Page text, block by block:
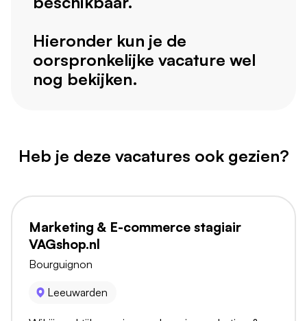
Hieronder kun je de
oorspronkelijke vacature wel
nog bekijken.
Heb je deze vacatures ook gezien?
Marketing & E-commerce stagiair
VAGshop.nl
Bourguignon
Leeuwarden